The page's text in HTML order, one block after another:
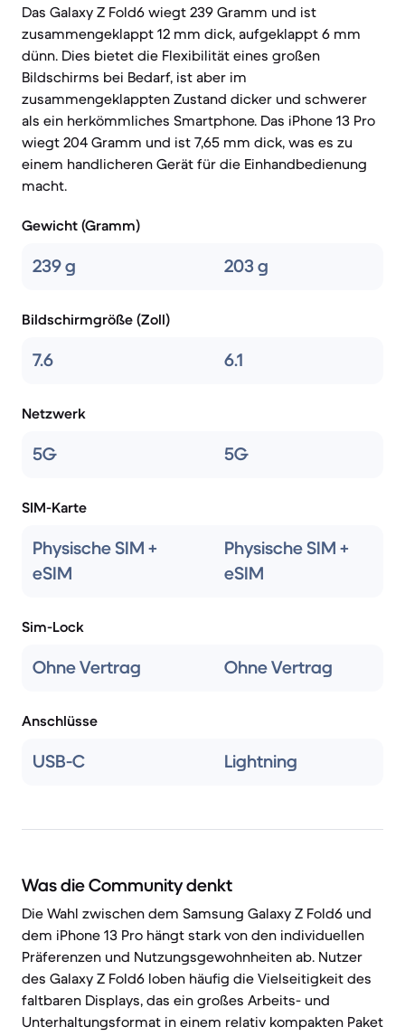
Das Galaxy Z Fold6 wiegt 239 Gramm und ist
zusammengeklappt 12 mm dick, aufgeklappt 6 mm
dünn. Dies bietet die Flexibilität eines großen
Bildschirms bei Bedarf, ist aber im
zusammengeklappten Zustand dicker und schwerer
als ein herkömmliches Smartphone. Das iPhone 13 Pro
wiegt 204 Gramm und ist 7,65 mm dick, was es zu
einem handlicheren Gerät für die Einhandbedienung
macht.
Gewicht (Gramm)
239 g 203 g
Bildschirmgröße (Zoll)
7.6 6.1
Netzwerk
5G 5G
SIM-Karte
Physische SIM +
eSIM
Physische SIM +
eSIM
Sim-Lock
Ohne Vertrag Ohne Vertrag
Anschlüsse
USB-C Lightning
Was die Community denkt
Die Wahl zwischen dem Samsung Galaxy Z Fold6 und
dem iPhone 13 Pro hängt stark von den individuellen
Präferenzen und Nutzungsgewohnheiten ab. Nutzer
des Galaxy Z Fold6 loben häufig die Vielseitigkeit des
faltbaren Displays, das ein großes Arbeits- und
Unterhaltungsformat in einem relativ kompakten Paket